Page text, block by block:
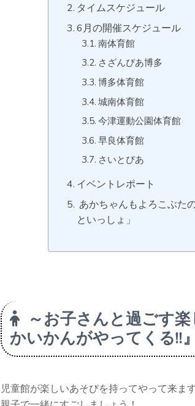
タイムスケジュール
6月の開催スケジュール
南体育館
さざんぴあ博多
博多体育館
城南体育館
今津運動公園体育館
早良体育館
さいとぴあ
イベントレポート
あかちゃんもよろこぶた
といっしょ」
～お子さんと過ごす
かいかんがやってくる!!』
児童館が楽しいあそびを持ってやって来ま